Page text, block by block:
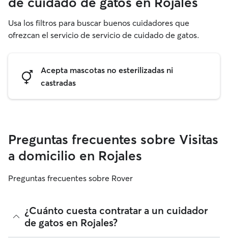
Usa los filtros para buscar buenos cuidadores que
ofrezcan el servicio de servicio de cuidado de gatos.
Acepta mascotas no esterilizadas ni
castradas
Preguntas frecuentes sobre Visitas
a domicilio en Rojales
Preguntas frecuentes sobre Rover
¿Cuánto cuesta contratar a un cuidador
de gatos en Rojales?